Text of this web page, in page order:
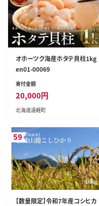
オホーツク海産ホタテ貝柱1kg
en01-00069
寄付金額
20,000円
北海道遠軽町
59
【数量限定】令和7年産コシヒカ